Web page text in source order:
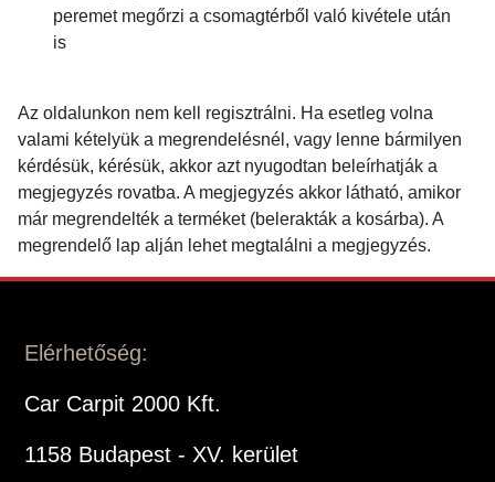
peremet megőrzi a csomagtérből való kivétele után
is
Az oldalunkon nem kell regisztrálni. Ha esetleg volna
valami kételyük a megrendelésnél, vagy lenne bármilyen
kérdésük, kérésük, akkor azt nyugodtan beleírhatják a
megjegyzés rovatba. A megjegyzés akkor látható, amikor
már megrendelték a terméket (belerakták a kosárba). A
megrendelő lap alján lehet megtalálni a megjegyzés.
Elérhetőség:
Car Carpit 2000 Kft.
1158 Budapest - XV. kerület